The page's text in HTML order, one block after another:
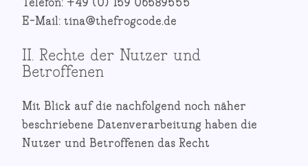
E-Mail: tina@thefrogcode.de
II. Rechte der Nutzer und
Betroffenen
Mit Blick auf die nachfolgend noch näher
beschriebene Datenverarbeitung haben die
Nutzer und Betroffenen das Recht